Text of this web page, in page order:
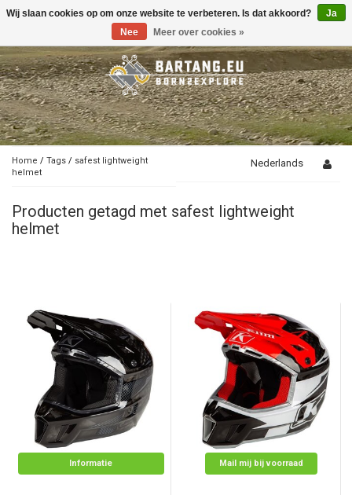
Toggle
Home / Tags / safest lightweight
helmet
Nederlands
Producten getagd met safest lightweight
helmet
Informatie Mail mij bij voorraad
Wij slaan cookies op om onze website te verbeteren. Is dat akkoord?
Ja
Nee
Meer over cookies »